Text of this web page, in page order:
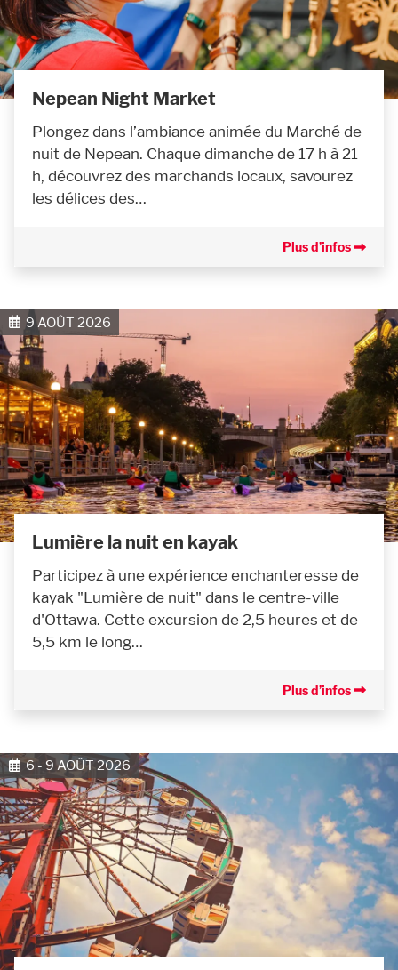
Nepean Night Market
Plongez dans l’ambiance animée du Marché de
nuit de Nepean. Chaque dimanche de 17 h à 21
h, découvrez des marchands locaux, savourez
les délices des…
Plus d’infos
9 AOÛT 2026
Lumière la nuit en kayak
Participez à une expérience enchanteresse de
kayak "Lumière de nuit" dans le centre-ville
d'Ottawa. Cette excursion de 2,5 heures et de
5,5 km le long…
Plus d’infos
6 - 9 AOÛT 2026